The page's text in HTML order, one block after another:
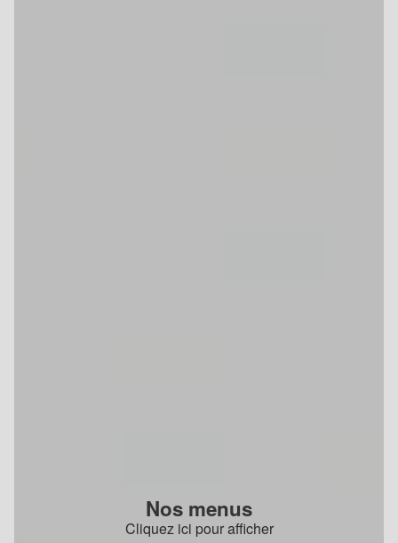
Nos menus
Cliquez ici pour afficher